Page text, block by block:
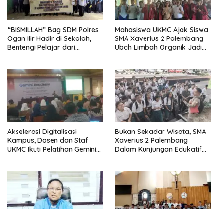
“BISMILLAH” Bag SDM Polres
Ogan Ilir Hadir di Sekolah,
Bentengi Pelajar dari
Mahasiswa UKMC Ajak Siswa
SMA Xaverius 2 Palembang
Ubah Limbah Organik Jadi
Akselerasi Digitalisasi
Kampus, Dosen dan Staf
UKMC Ikuti Pelatihan Gemini
Bukan Sekadar Wisata, SMA
Xaverius 2 Palembang
Dalam Kunjungan Edukatif
Ruang Kelas Kontekstual